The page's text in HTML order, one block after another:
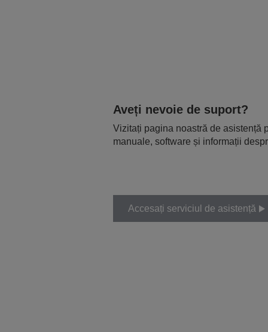
Aveți nevoie de suport?
Vizitați pagina noastră de asistență
manuale, software și informații
Accesați serviciul de asistență